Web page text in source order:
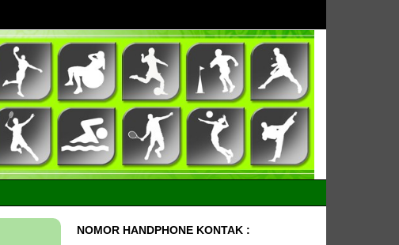
NOMOR HANDPHONE KONTAK :